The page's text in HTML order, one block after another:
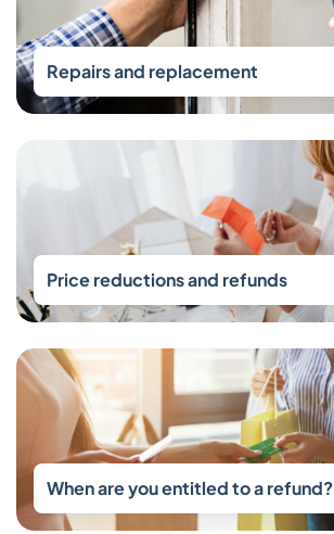
Repairs and replacement
Price reductions and refunds
When are you entitled to a refund?